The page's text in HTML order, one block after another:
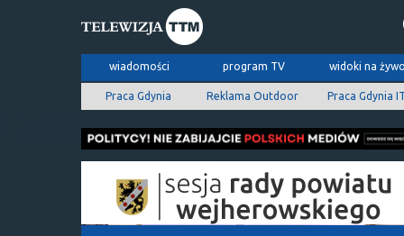
wiadomości program TV widoki na
Praca Gdynia Reklama Outdoor Praca Gdynia